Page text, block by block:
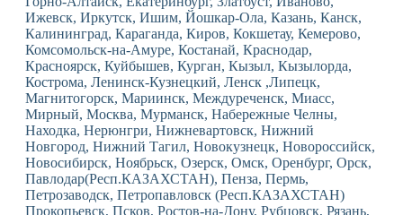
Ижевск, Иркутск, Ишим, Йошкар-Ола, Казань, Канск,
Калининград, Караганда, Киров, Кокшетау, Кемерово,
Комсомольск-на-Амуре, Костанай, Краснодар,
Красноярск, Куйбышев, Курган, Кызыл, Кызылорда,
Кострома, Ленинск-Кузнецкий, Ленск ,Липецк,
Магнитогорск, Мариинск, Междуреченск, Миасс,
Мирный, Москва, Мурманск, Набережные Челны,
Находка, Нерюнгри, Нижневартовск, Нижний
Новгород, Нижний Тагил, Новокузнецк, Новороссийск,
Новосибирск, Ноябрьск, Озерск, Омск, Оренбург, Орск,
Павлодар(Респ.КАЗАХСТАН), Пенза, Пермь,
Петрозаводск, Петропавловск (Респ.КАЗАХСТАН)
Прокопьевск, Псков, Ростов-на-Дону, Рубцовск, Рязань,